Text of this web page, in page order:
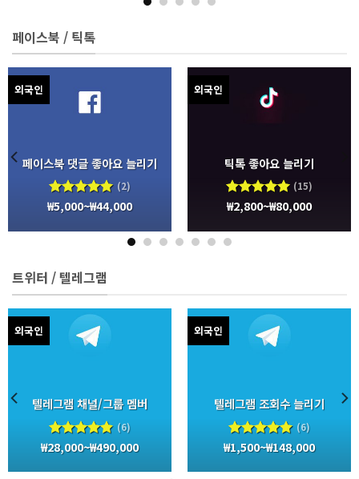
페이스북 / 틱톡
외국인
페이스북 댓글 좋아요 늘리기
5 중에서
5.00
평가됨
(2)
₩5,000~₩44,000
외국인
틱톡 좋아요 늘리기
5 중에서
평가됨
(15)
₩2,800~₩80,000
트위터 / 텔레그램
외국인
텔레그램 채널/그룹 멤버
5 중에서
4.86
평가됨
(6)
₩28,000~₩490,000
외국인
텔레그램 조회수 늘리기
5 중에서
5.00
평가됨
(6)
₩1,500~₩148,000